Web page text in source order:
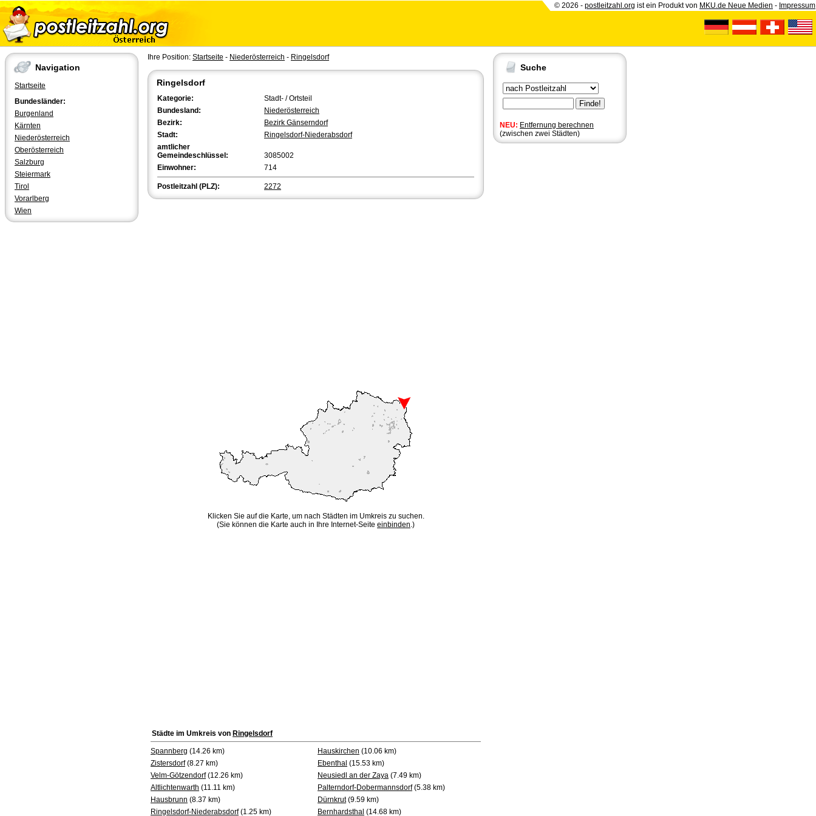
© 2026 - postleitzahl.org ist ein Produkt von MKU.de Neue Medien - Impressum
Navigation
Startseite
Bundesländer:
Burgenland
Kärnten
Niederösterreich
Oberösterreich
Salzburg
Steiermark
Tirol
Vorarlberg
Wien
Suche
NEU: Entfernung berechnen
(zwischen zwei Städten)
Ihre Position: Startseite - Niederösterreich - Ringelsdorf
Ringelsdorf
Kategorie:
Stadt- / Ortsteil
Bundesland:
Niederösterreich
Bezirk:
Bezirk Gänserndorf
Stadt:
Ringelsdorf-Niederabsdorf
amtlicher
Gemeindeschlüssel:
3085002
Einwohner:
714
Postleitzahl (PLZ): 2272
Klicken Sie auf die Karte, um nach Städten im Umkreis zu suchen.
(Sie können die Karte auch in Ihre Internet-Seite einbinden.)
Städte im Umkreis von Ringelsdorf
Spannberg (14.26 km) Hauskirchen (10.06 km)
Zistersdorf(8.27 km) Ebenthal (15.53 km)
Velm-Götzendorf(12.26 km) Neusiedl an der Zaya (7.49 km)
Altlichtenwarth (11.11 km) Palterndorf-Dobermannsdorf(5.38 km)
Hausbrunn (8.37 km) Dürnkrut(9.59 km)
Ringelsdorf-Niederabsdorf(1.25 km) Bernhardsthal (14.68 km)